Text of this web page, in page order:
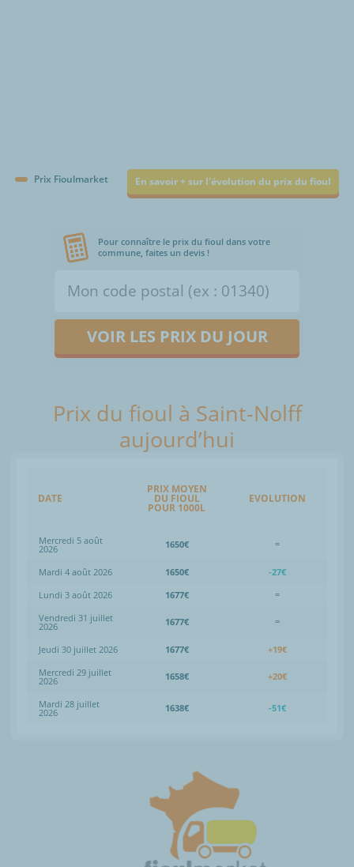
Prix Fioulmarket En savoir + sur l'évolution du prix du fioul
Pour connaître le prix du fioul dans votre
commune, faites un devis !
VOIR LES PRIX DU JOUR
Prix du fioul à Saint-Nolff
aujourd’hui
DATE
PRIX MOYEN
DU FIOUL
POUR 1000L
EVOLUTION
Mercredi 5 août
2026 1650€ =
Mardi 4 août 2026 1650€
-27€
Lundi 3 août 2026
1677€
=
Vendredi 31 juillet
2026 1677€ =
Jeudi 30 juillet 2026 1677€
+19€
Mercredi 29 juillet
2026 1658€ +20€
Mardi 28 juillet
2026 1638€ -51€